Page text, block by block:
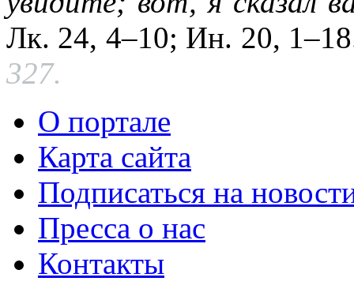
Лк. 24, 4–10; Ин. 20,
327.
О портале
Карта сайта
Подписаться на
Пресса о нас
Контакты